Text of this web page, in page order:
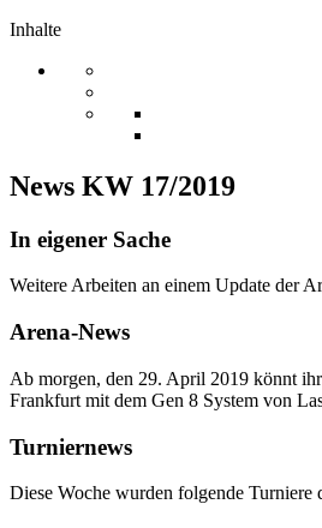
Inhalte
News KW 17/2019
In eigener Sache
Weitere Arbeiten an einem Update der
Arena-News
Ab morgen, den 29. April 2019 könnt
Frankfurt mit dem Gen 8 System von
Turniernews
Diese Woche wurden folgende Turniere